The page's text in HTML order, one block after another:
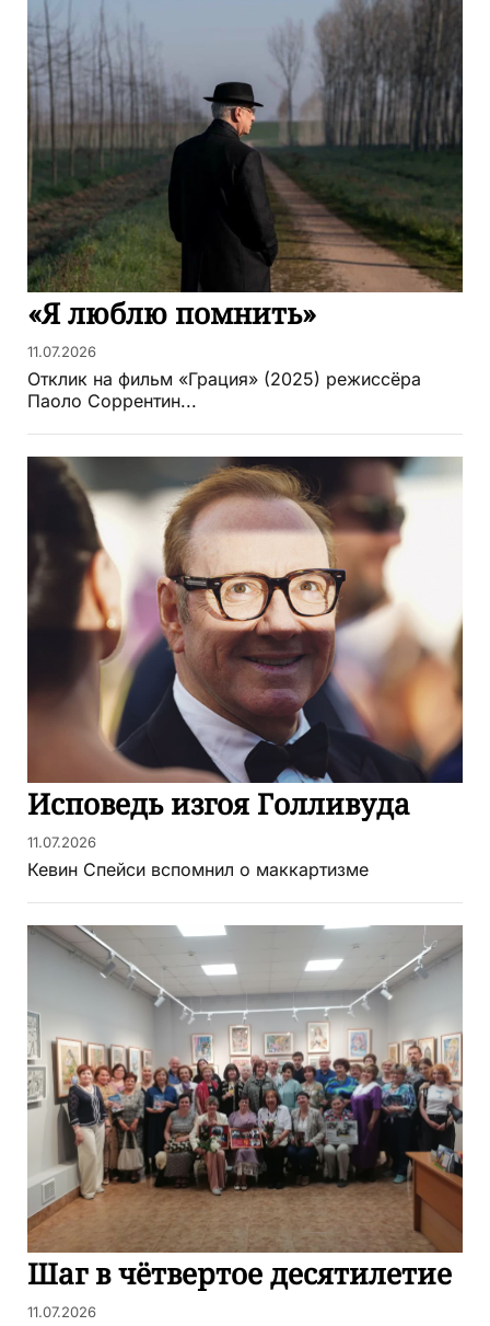
«Я люблю помнить»
11.07.2026
Отклик на фильм «Грация» (2025) режиссёра
Паоло Соррентин...
Исповедь изгоя Голливуда
11.07.2026
Кевин Спейси вспомнил о маккартизме
Шаг в чётвертое десятилетие
11.07.2026